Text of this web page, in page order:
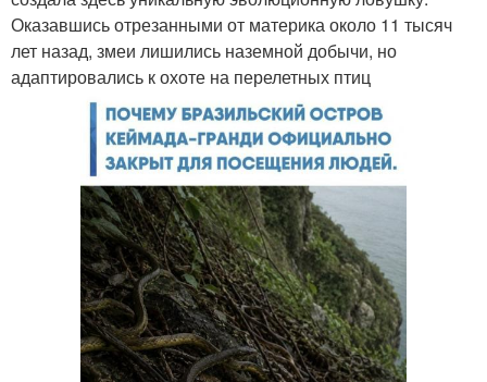
Оказавшись отрезанными от материка около 11 тысяч
лет назад, змеи лишились наземной добычи, но
адаптировались к охоте на перелетных птиц